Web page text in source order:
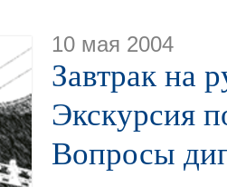
10 мая 2004
Завтрак на
Экскурсия
Вопросы